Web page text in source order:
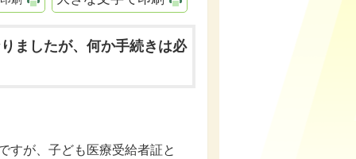
ましたが、何か手続きは必
すが、子ども医療受給者証と